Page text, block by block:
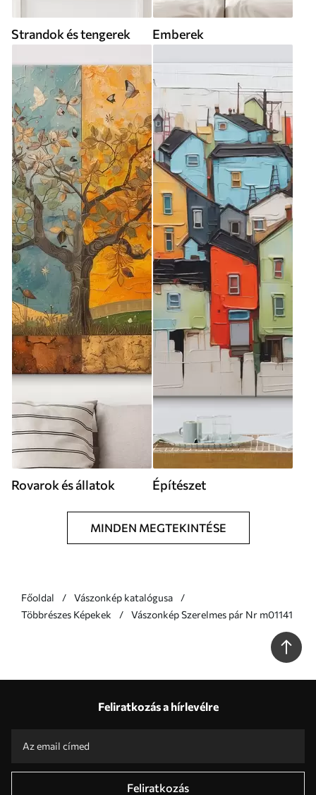
Strandok és tengerek Emberek
Rovarok és állatok Építészet
MINDEN MEGTEKINTÉSE
Főoldal
Vászonkép katalógusa
Többrészes Képekek
Vászonkép Szerelmes pár Nr m01141
Feliratkozás a hírlevélre
Feliratkozás